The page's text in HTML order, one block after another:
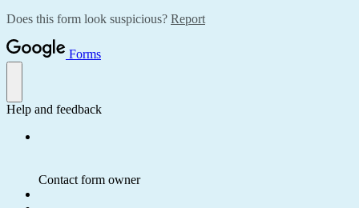
Does this form look suspicious? Report
Forms
Help and feedback
Contact form owner